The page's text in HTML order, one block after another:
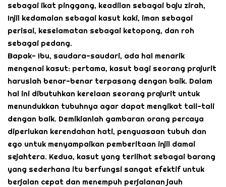
sebagai ikat pinggang, keadilan sebagai baju zirah,
Injil kedamaian sebagai kasut kaki, iman sebagai
perisai, keselamatan sebagai ketopong, dan roh
sebagai pedang.
Bapak- Ibu, saudara-saudari, ada hal menarik
mengenai kasut: pertama, kasut bagi seorang prajurit
haruslah benar-benar terpasang dengan baik. Dalam
hal ini dibutuhkan kerelaan seorang prajurit untuk
menundukkan tubuhnya agar dapat mengikat tali-tali
dengan baik. Demikianlah gambaran orang percaya
diperlukan kerendahan hati, penguasaan tubuh dan
ego untuk menyampaikan pemberitaan injil damai
sejahtera. Kedua, kasut yang terlihat sebagai barang
yang sederhana itu berfungsi sangat efektif untuk
berjalan cepat dan menempuh perjalanan jauh